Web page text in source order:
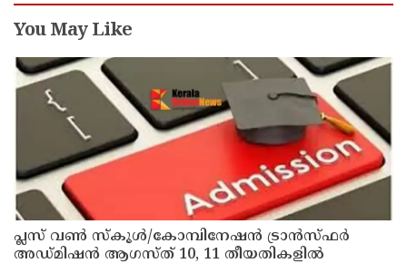
You May Like
പ്ലസ് വൺ സ്‌കൂൾ/കോമ്പിനേഷൻ ട്രാൻസ്ഫർ
അഡ്മിഷൻ ആഗസ്ത് 10, 11 തീയതികളിൽ